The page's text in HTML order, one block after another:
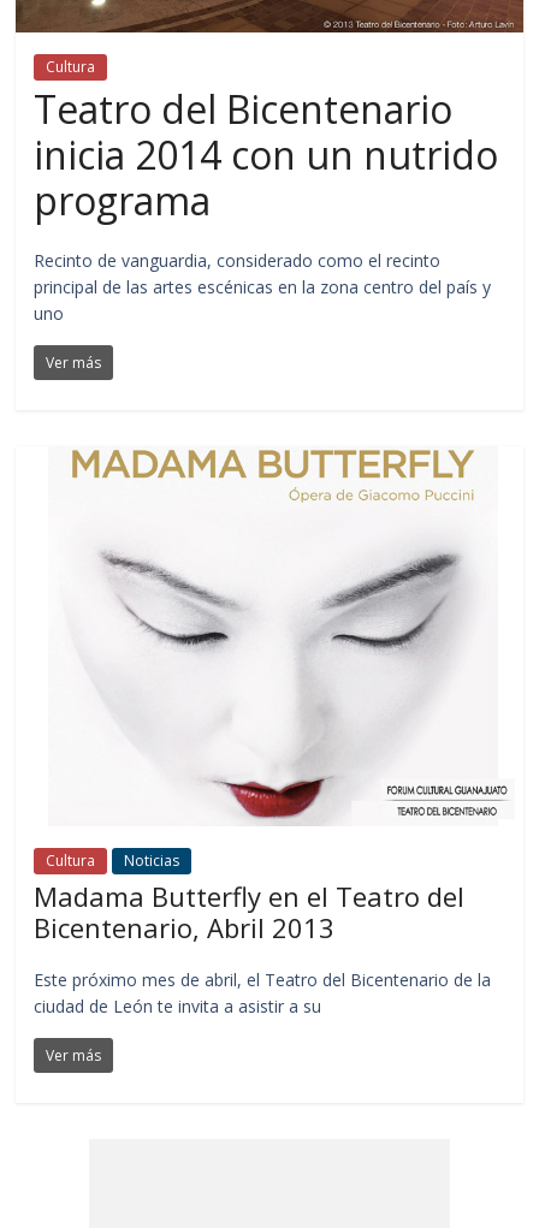
Cultura
Teatro del Bicentenario
inicia 2014 con un nutrido
programa
Recinto de vanguardia, considerado como el recinto
principal de las artes escénicas en la zona centro del país y
uno
Ver más
Cultura Noticias
Madama Butterfly en el Teatro del
Bicentenario, Abril 2013
Este próximo mes de abril, el Teatro del Bicentenario de la
ciudad de León te invita a asistir a su
Ver más